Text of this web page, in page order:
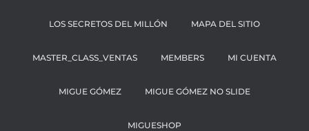
LOS SECRETOS DEL MILLÓN MAPA DEL SITIO
MASTER_CLASS_VENTAS MEMBERS MI CUENTA
MIGUE GÓMEZ MIGUE GÓMEZ NO SLIDE
MIGUESHOP